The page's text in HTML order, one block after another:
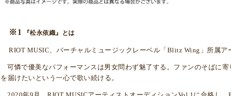
※1 『松永依織』とは
RIOT MUSIC 、バーチャルミュージックレーベル「 Blitz Wing 」所属ア
可憐で優美なパフォーマンスは男女問わず魅了する。 ファンのそばに
を届けたいという一心で歌い続ける。